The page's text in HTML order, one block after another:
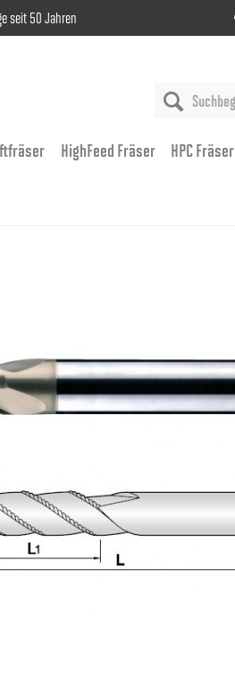
seit 50 Jahren
HighFeed Fräser HPC Fräser